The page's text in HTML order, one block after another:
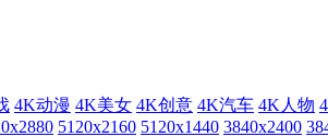
4K动漫 4K美女 4K创意 4K汽车 4K人物
5120x2160 5120x1440 3840x2400